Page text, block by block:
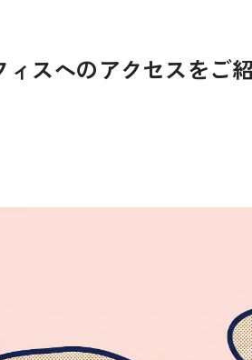
スへのアクセスをご